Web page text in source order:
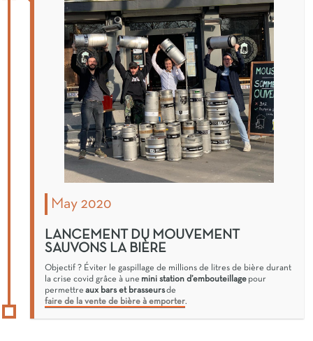
May 2020
LANCEMENT DU MOUVEMENT
SAUVONS LA BIÈRE
Objectif ? Éviter le gaspillage de millions de litres de bière durant
la crise covid grâce à une mini station d’embouteillage pour
permettre aux bars et brasseursde
faire de la vente de bière à emporter.